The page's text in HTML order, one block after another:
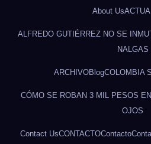
About Us
ALFREDO GUTIÉRREZ NO SE
NALGAS
ARCHIVOBlogCOLOMBIA
CÓMO SE ROBAN 3 MIL PESOS
OJOS
Contact UsCONTACTOContacto